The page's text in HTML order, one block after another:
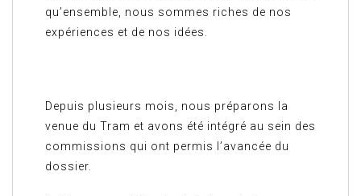
qu’ensemble, nous sommes riches de nos
expériences et de nos idées.
Depuis plusieurs mois, nous préparons la
venue du Tram et avons été intégré au sein des
commissions qui ont permis l’avancée du
dossier.